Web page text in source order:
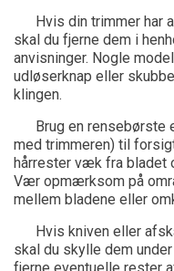
Hvis din trimmer har
skal du fjerne dem i
anvisninger. Nogle
udløserknap eller
klingen.
Brug en
med trimmeren) til
hårrester væk fra bladet
Vær opmærksom på
mellem bladene eller
Hvis kniven eller
skal du skylle dem